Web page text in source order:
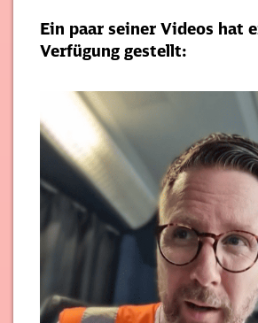
Ein paar seiner Videos hat
Verfügung gestellt: